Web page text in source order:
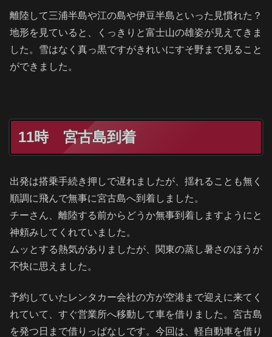
離陸して三浦半島や江の島や伊豆半島といった見慣れた？
地形を見ていると、くっきりと富士山の雄姿が見えてきま
した。雪はなく真っ黒ですがきれいにすそ野まで見ること
ができました。
11時 宮古島到着
出発は搭乗手続き押しで遅れましたが、揺れることも無く
順調に飛んで無事に宮古島へ到着しました。
チーさん、離陸する前からどうか無事到着しますようにと
神頼みしてくれていました。
ムッとする熱気がありましたが、関東の蒸し暑さのほうが
不快に思えました。
予約していたレンタカー会社の方が空港まで迎えに来てく
れていて、すぐ営業所へ移動して車を借りました。宮古島
を発つ日まで借りっぱなしです。今回は、軽自動車を借り